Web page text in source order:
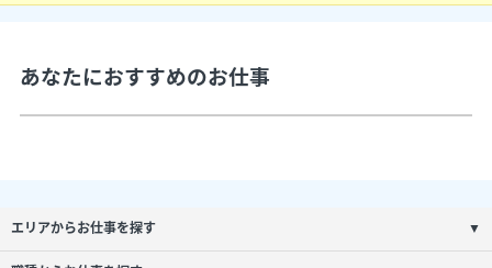
あなたにおすすめのお仕事
エリアからお仕事を探す ▼